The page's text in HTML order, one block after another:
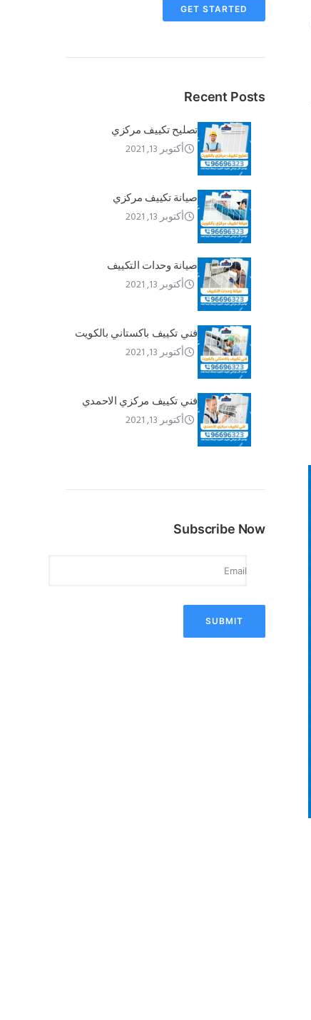
GET STARTED
Recent Posts
تصليح تكييف مركزي
أكتوبر 13, 2021
صيانة تكييف مركزي
أكتوبر 13, 2021
صيانة وحدات التكييف
أكتوبر 13, 2021
فني تكييف باكستاني بالكويت
أكتوبر 13, 2021
فني تكييف مركزي الاحمدي
أكتوبر 13, 2021
Subscribe Now